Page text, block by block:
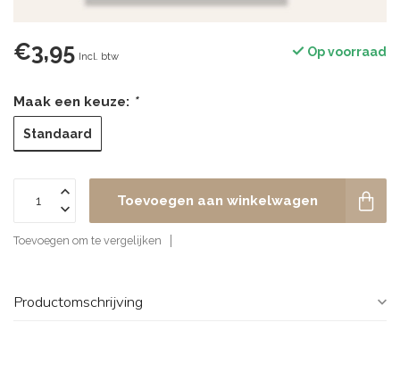
€3,95 Incl. btw Op voorraad
Maak een keuze: *
Standaard
Toevoegen aan winkelwagen
Toevoegen om te vergelijken
Productomschrijving